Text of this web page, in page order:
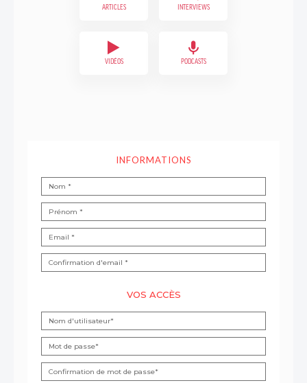
ARTICLES INTERVIEWS
VIDÉOS PODCASTS